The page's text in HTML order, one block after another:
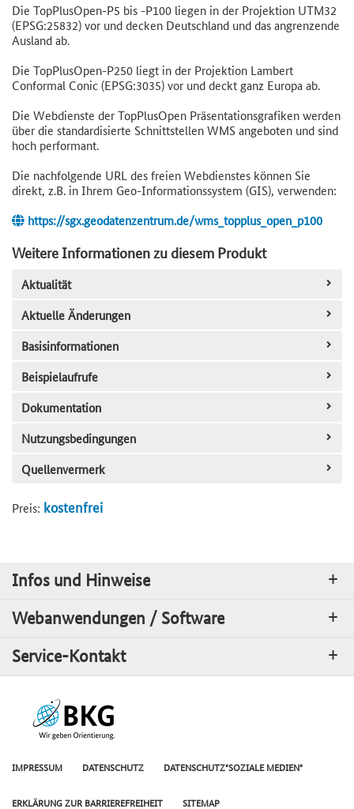
Die TopPlusOpen-P5 bis -P100 liegen in der Projektion UTM32
(EPSG:25832) vor und decken Deutschland und das angrenzende
Ausland ab.
Die TopPlusOpen-P250 liegt in der Projektion Lambert
Conformal Conic (EPSG:3035) vor und deckt ganz Europa ab.
Die Webdienste der TopPlusOpen Präsentationsgrafiken werden
über die standardisierte Schnittstellen WMS angeboten und sind
hoch performant.
Die nachfolgende URL des freien Webdienstes können Sie
direkt, z.B. in Ihrem Geo-Informationssystem (GIS), verwenden:
https://sgx.geodatenzentrum.de/wms_topplus_open_p100
Weitere Informationen zu diesem Produkt
Aktualität
Aktuelle Änderungen
Basisinformationen
Beispielaufrufe
Dokumentation
Nutzungsbedingungen
Quellenvermerk
Preis: kostenfrei
Infos und Hinweise
Webanwendungen / Software
Service-Kontakt
IMPRESSUM DATENSCHUTZ DATENSCHUTZ"SOZIALE MEDIEN"
ERKLÄRUNG ZUR BARRIEREFREIHEIT SITEMAP